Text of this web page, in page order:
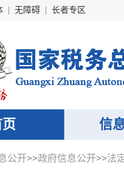
无障碍 长者专区
信
公开>>政府信息公开>>法